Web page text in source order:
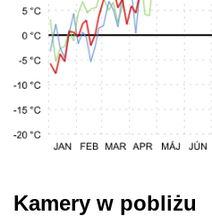
Kamery w pobliżu